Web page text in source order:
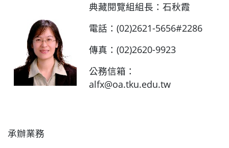
典藏閱覽組組長：石秋霞
電話：(02)2621-5656#2286
傳真：(02)2620-9923
公務信箱：
alfx@oa.tku.edu.tw
承辦業務